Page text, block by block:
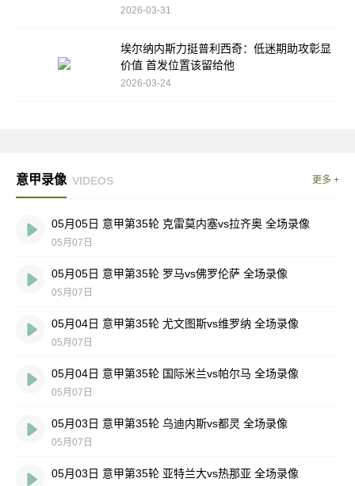
2026-03-31
埃尔纳内斯力挺普利西奇：低迷期助攻彰显
价值 首发位置该留给他
2026-03-24
意甲录像 VIDEOS 更多 +
05月05日 意甲第35轮 克雷莫内塞vs拉齐奥 全场录像
05月07日
05月05日 意甲第35轮 罗马vs佛罗伦萨 全场录像
05月07日
05月04日 意甲第35轮 尤文图斯vs维罗纳 全场录像
05月07日
05月04日 意甲第35轮 国际米兰vs帕尔马 全场录像
05月07日
05月03日 意甲第35轮 乌迪内斯vs都灵 全场录像
05月07日
05月03日 意甲第35轮 亚特兰大vs热那亚 全场录像